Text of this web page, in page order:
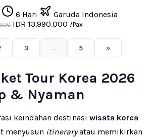
6 Hari
Garuda Indonesia
IDR 13.990.000 /Pax
3 ... 5 »
Tour Korea 2026
& Nyaman
keindahan destinasi wisata korea
menyusun itineraryatau memikirkan